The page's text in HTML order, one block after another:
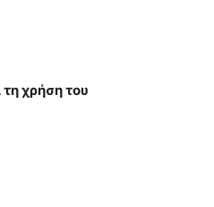
χρήση του